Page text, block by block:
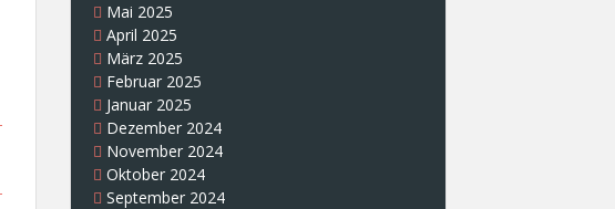
Mai 2025
April 2025
März 2025
Februar 2025
Januar 2025
Dezember 2024
November 2024
Oktober 2024
September 2024